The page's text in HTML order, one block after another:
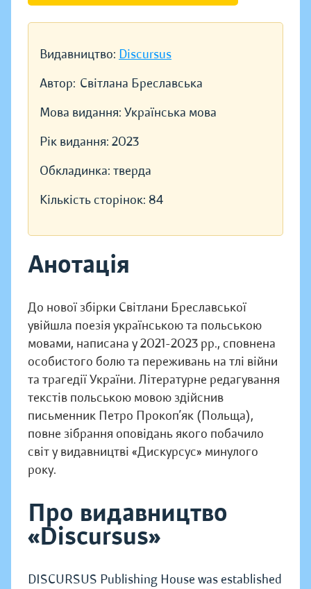
Видавництво: Discursus
Автор: Світлана Бреславська
Мова видання: Українська мова
Рік видання: 2023
Обкладинка: тверда
Кількість сторінок: 84
Анотація
До нової збірки Світлани Бреславської
увійшла поезія українською та польською
мовами, написана у 2021-2023 рр., сповнена
особистого болю та переживань на тлі війни
та трагедії України. Літературне редагування
текстів польською мовою здійснив
письменник Петро Прокоп’як (Польща),
повне зібрання оповідань якого побачило
світ у видавництві «Дискурсус» минулого
року.
Про видавництво
«Discursus»
DISCURSUS Publishing House was established